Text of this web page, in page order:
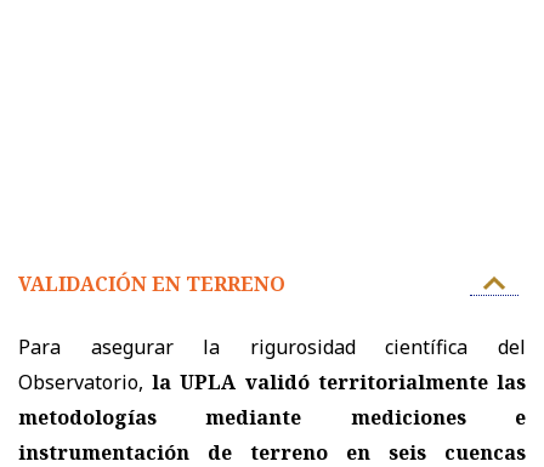
VALIDACIÓN EN TERRENO
Para asegurar la rigurosidad científica del
Observatorio, la UPLA validó territorialmente las
metodologías mediante mediciones e
instrumentación de terreno en seis cuencas